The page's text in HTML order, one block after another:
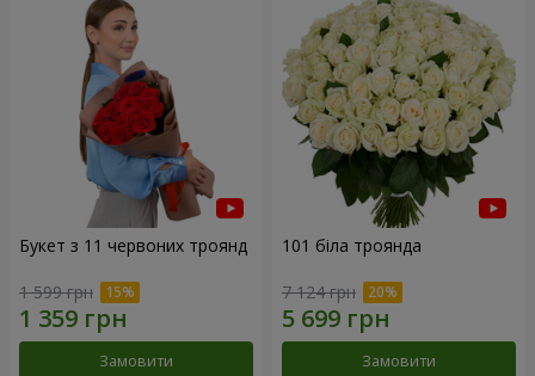
Букет з 11 червоних троянд
1 599 грн
Замовити
101 біла троянда
7 124 грн
Замовити